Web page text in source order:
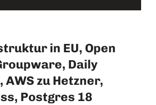
in EU, Open
Daily
AWS zu Hetzner,
Postgres 18